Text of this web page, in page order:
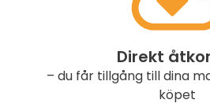
Direkt
– du får tillgång till dina
köpet